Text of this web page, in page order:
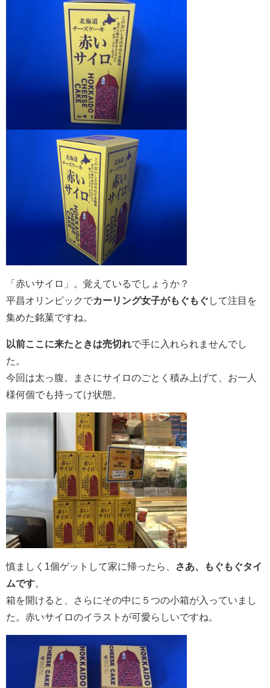
「赤いサイロ」。覚えているでしょうか？
平昌オリンピックでカーリング女子がもぐもぐ して注目を
集めた銘菓ですね。
以前ここに来たときは売切れで手に入れられませんでし
た。
今回は太っ腹。まさにサイロのごとく積み上げて、お一人
様何個でも持ってけ状態。
慎ましく1個ゲットして家に帰ったら、
さあ、もぐもぐタイ
ムです
箱を開けると、さらにその中に５つの小箱が入っていまし
た。赤いサイロのイラストが可愛らしいですね。